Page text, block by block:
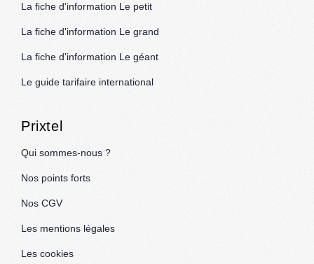
La fiche d'information Le petit
La fiche d'information Le grand
La fiche d'information Le géant
Le guide tarifaire international
Prixtel
Qui sommes-nous ?
Nos points forts
Nos CGV
Les mentions légales
Les cookies